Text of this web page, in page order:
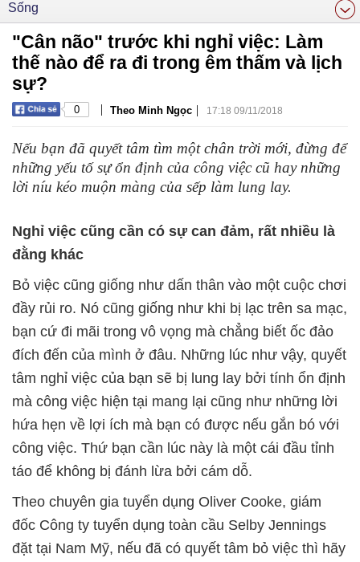
Sống
"Cân não" trước khi nghỉ việc: Làm
thế nào để ra đi trong êm thấm và lịch
sự?
0 | Theo Minh Ngọc | 17:18 09/11/2018
Nếu bạn đã quyết tâm tìm một chân trời mới, đừng để
những yếu tố sự ổn định của công việc cũ hay những
lời níu kéo muộn màng của sếp làm lung lay.
Nghỉ việc cũng cần có sự can đảm, rất nhiều là
đằng khác
Bỏ việc cũng giống như dấn thân vào một cuộc chơi
đầy rủi ro. Nó cũng giống như khi bị lạc trên sa mạc,
bạn cứ đi mãi trong vô vọng mà chẳng biết ốc đảo
đích đến của mình ở đâu. Những lúc như vậy, quyết
tâm nghỉ việc của bạn sẽ bị lung lay bởi tính ổn định
mà công việc hiện tại mang lại cũng như những lời
hứa hẹn về lợi ích mà bạn có được nếu gắn bó với
công việc. Thứ bạn cần lúc này là một cái đầu tỉnh
táo để không bị đánh lừa bởi cám dỗ.
Theo chuyên gia tuyển dụng Oliver Cooke, giám
đốc Công ty tuyển dụng toàn cầu Selby Jennings
đặt tại Nam Mỹ, nếu đã có quyết tâm bỏ việc thì hãy